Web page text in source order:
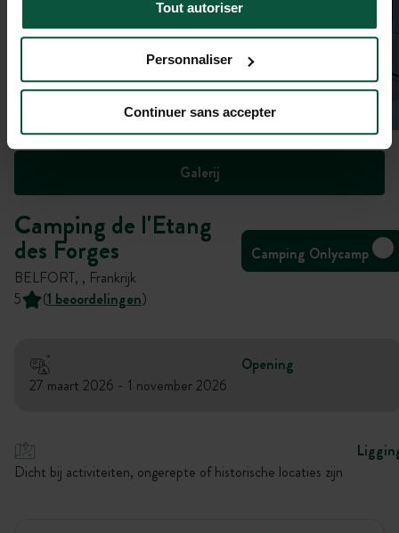
Tout autoriser
Personnaliser
Continuer sans accepter
Galerij
Camping de l'Etang
des Forges
BELFORT, , Frankrijk
Camping Onlycamp
5 (1 beoordelingen)
Opening
27 maart 2026 - 1 november 2026
Dicht bij activiteiten, ongerepte of historische locaties zijn